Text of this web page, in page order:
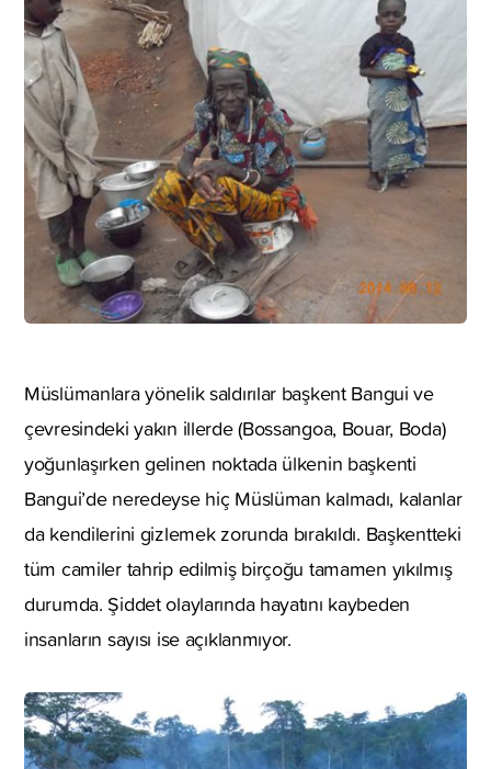
Müslümanlara yönelik saldırılar başkent Bangui ve
çevresindeki yakın illerde (Bossangoa, Bouar, Boda)
yoğunlaşırken gelinen noktada ülkenin başkenti
Bangui’de neredeyse hiç Müslüman kalmadı, kalanlar
da kendilerini gizlemek zorunda bırakıldı. Başkentteki
tüm camiler tahrip edilmiş birçoğu tamamen yıkılmış
durumda. Şiddet olaylarında hayatını kaybeden
insanların sayısı ise açıklanmıyor.